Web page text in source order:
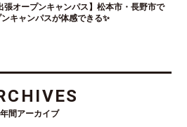
張オープンキャンパス】松本市・長野市で
キャンパスが体感できる✨
年間アーカイブ